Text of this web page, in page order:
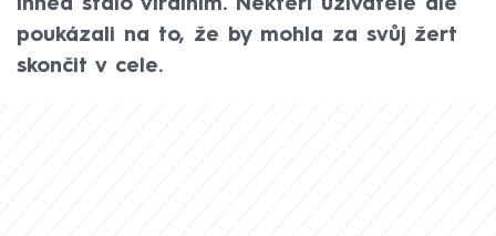
ihned stalo virálním. Někteří uživatelé ale
poukázali na to, že by mohla za svůj žert
skončit v cele.